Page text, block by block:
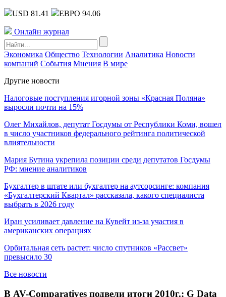
USD 81.41 ЕВРО 94.06
Онлайн журнал
Экономика Общество Технологии Аналитика Новости
компаний События Мнения В мире
Другие новости
Налоговые поступления игорной зоны «Красная Поляна»
выросли почти на 15%
Олег Михайлов, депутат Госдумы от Республики Коми, вошел
в число участников федерального рейтинга политической
влиятельности
Мария Бутина укрепила позиции среди депутатов Госдумы
РФ: мнение аналитиков
Бухгалтер в штате или бухгалтер на аутсорсинге: компания
«Бухгалтерский Квартал» рассказала, какого специалиста
выбрать в 2026 году
Иран усиливает давление на Кувейт из-за участия в
американских операциях
Орбитальная сеть растет: число спутников «Рассвет»
превысило 30
Все новости
В AV-Comparatives подвели итоги 2010г.: G Data